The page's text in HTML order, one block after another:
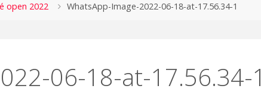
open 2022 WhatsApp-Image-2022-06-18-at-17.56.34-1
06-18-at-17.56.34-1